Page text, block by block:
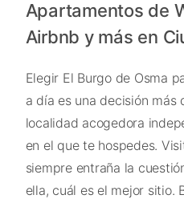
Apartamentos de
Airbnb y más en
Elegir El Burgo de Osma
a día es una decisión más
localidad acogedora
en el que te hospedes.
siempre entraña la
ella, cuál es el mejor sitio.